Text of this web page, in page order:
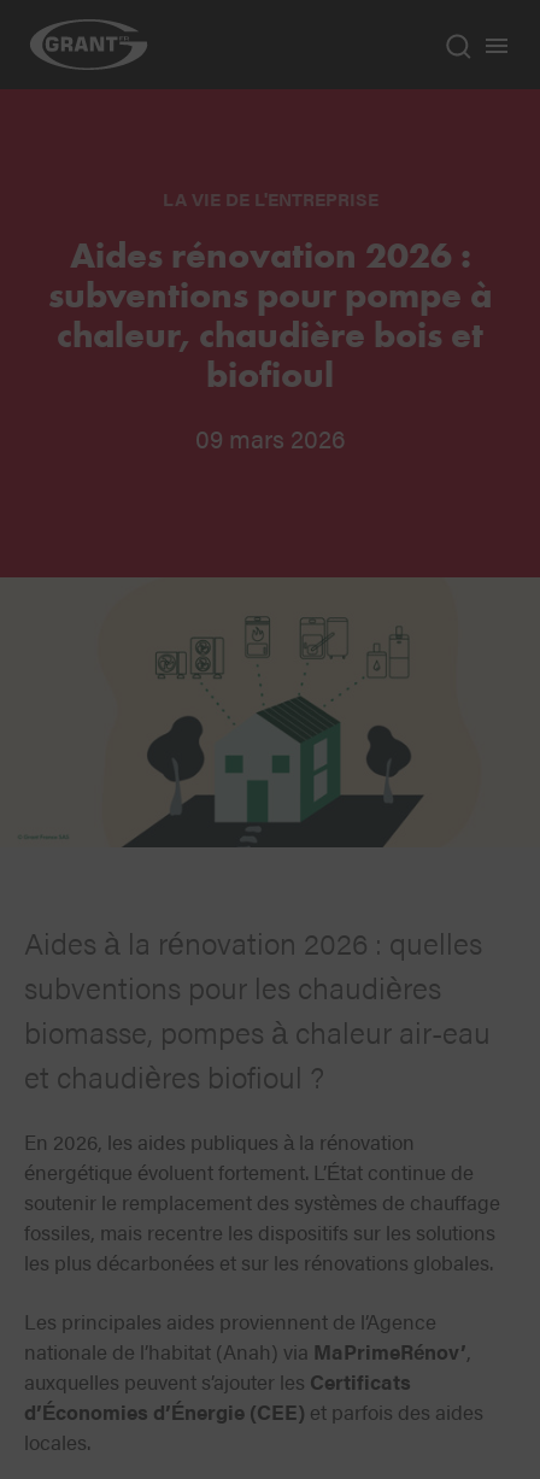
LA VIE DE L'ENTREPRISE
Aides rénovation 2026 :
subventions pour pompe à
chaleur, chaudière bois et
biofioul
09 mars 2026
Aides à la rénovation 2026 : quelles
subventions pour les chaudières
biomasse, pompes à chaleur air-eau
et chaudières biofioul ?
En 2026, les aides publiques à la rénovation
énergétique évoluent fortement. L’État continue de
soutenir le remplacement des systèmes de chauffage
fossiles, mais recentre les dispositifs sur les solutions
les plus décarbonées et sur les rénovations globales.
Les principales aides proviennent de l’Agence
nationale de l’habitat (Anah) via MaPrimeRénov’,
auxquelles peuvent s’ajouter les Certificats
d’Économies d’Énergie (CEE) et parfois des aides
locales.